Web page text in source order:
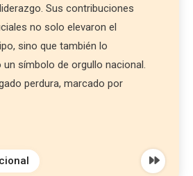
Sus contribuciones
no solo elevaron el
sino que también lo
símbolo de orgullo nacional.
perdura, marcado por